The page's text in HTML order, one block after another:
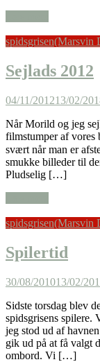
spidsgrisen(Marsvin
Sejlads 2012
04/11/201213/02/
Når Morild og jeg
filmstumper af vores
svært når man er
smukke billeder til
Pludselig […]
spidsgrisen(Marsvin
Spilertid
30/08/201013/02/
Sidste torsdag blev
spidsgrisens spilere.
jeg stod ud af
gik ud på at få valgt
ombord. Vi […]